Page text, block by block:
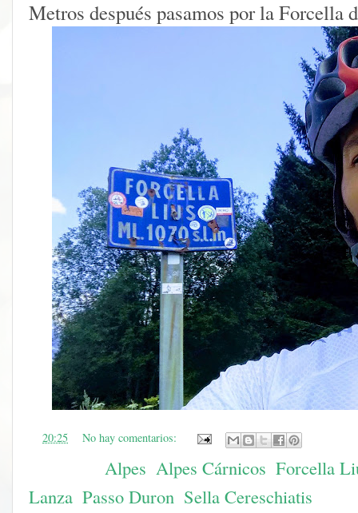
Metros después pasamos por la Forcella
20:25 No hay comentarios:
Alpes Alpes Cárnicos Forcella
Lanza Passo Duron Sella Cereschiatis